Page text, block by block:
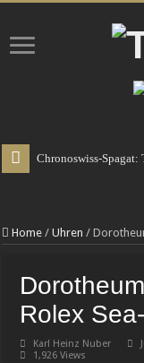
Chronoswiss-
Home / Uhren /
Rolex
Karl Heinz Nuber
1,926 Views